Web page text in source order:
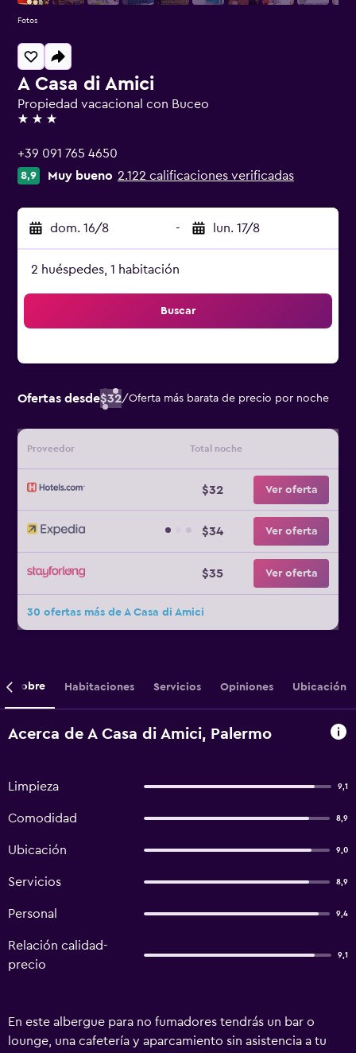
A Casa di Amici
Propiedad vacacional con Buceo
3 estrellas
+39 091 765 4650
8,9 Muy bueno 2.122 calificaciones verificadas
dom. 16/8 - lun. 17/8
2 huéspedes, 1 habitación
Buscar
Ofertas desde$32/Oferta más barata de precio por noche
Proveedor Total noche
$32 Ver oferta
$34 Ver oferta
$35 Ver oferta
30 ofertas más de A Casa di Amici
Fotos
Sobre Habitaciones Servicios Opiniones Ubicación
Acerca de A Casa di Amici, Palermo
Limpieza 9,1
Comodidad 8,9
Ubicación 9,0
Servicios 8,9
Personal 9,4
Relación calidad-
precio
9,1
En este albergue para no fumadores tendrás un bar o
lounge, una cafetería y aparcamiento sin asistencia a tu